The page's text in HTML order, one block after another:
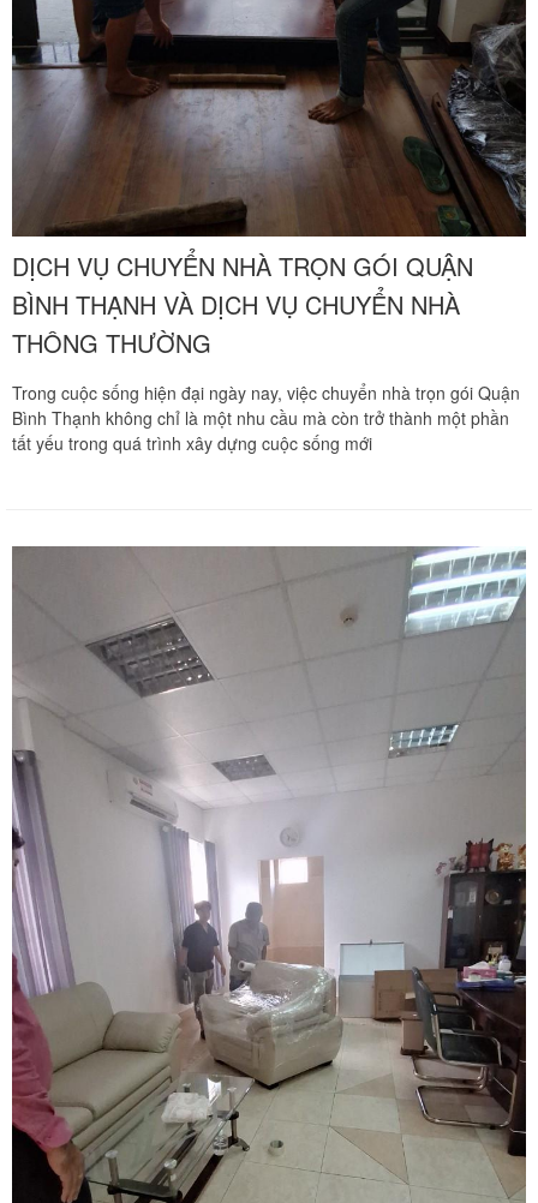
DỊCH VỤ CHUYỂN NHÀ TRỌN GÓI QUẬN
BÌNH THẠNH VÀ DỊCH VỤ CHUYỂN NHÀ
THÔNG THƯỜNG
Trong cuộc sống hiện đại ngày nay, việc chuyển nhà trọn gói Quận
Bình Thạnh không chỉ là một nhu cầu mà còn trở thành một phần
tất yếu trong quá trình xây dựng cuộc sống mới